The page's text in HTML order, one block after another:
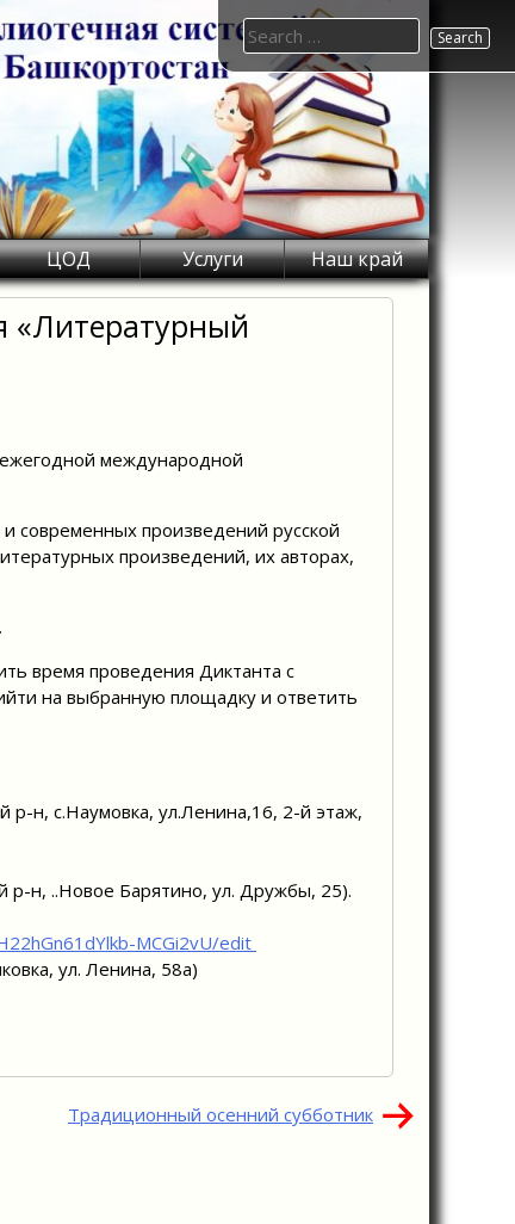
ЦОД Услуги Наш край
Search
for:
«Литературный
международной
и современных произведений русской
произведений, их авторах,
время проведения Диктанта с
на выбранную площадку и ответить
р-н, с.Наумовка, ул.Ленина,16, 2-й этаж,
р-н, ..Новое Барятино, ул. Дружбы, 25).
MCGi2vU/edit
ул. Ленина, 58а)
Традиционный осенний субботник